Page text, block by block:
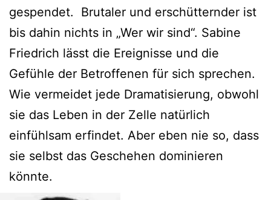
gespendet. Brutaler und erschütternder ist
bis dahin nichts in „Wer wir sind“. Sabine
Friedrich lässt die Ereignisse und die
Gefühle der Betroffenen für sich sprechen.
Wie vermeidet jede Dramatisierung, obwohl
sie das Leben in der Zelle natürlich
einfühlsam erfindet. Aber eben nie so, dass
sie selbst das Geschehen dominieren
könnte.